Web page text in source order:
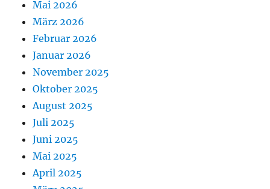
Mai 2026
März 2026
Februar 2026
Januar 2026
November 2025
Oktober 2025
August 2025
Juli 2025
Juni 2025
Mai 2025
April 2025